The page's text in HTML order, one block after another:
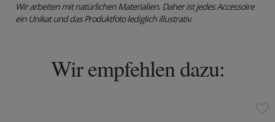
Wir arbeiten mit natürlichen Materialien. Daher ist jedes Accessoire
ein Unikat und das Produktfoto lediglich illustrativ.
Wir empfehlen dazu: